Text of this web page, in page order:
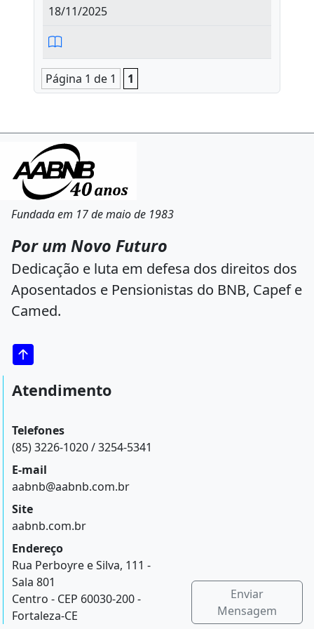
18/11/2025
Página 1 de 1 1
Fundada em 17 de maio de 1983
Por um Novo Futuro
Dedicação e luta em defesa dos direitos dos
Aposentados e Pensionistas do BNB, Capef e
Camed.
Atendimento
Telefones
(85) 3226-1020 / 3254-5341
E-mail
aabnb@aabnb.com.br
Site
aabnb.com.br
Endereço
Rua Perboyre e Silva, 111 -
Sala 801
Centro - CEP 60030-200 -
Fortaleza-CE
Enviar
Mensagem